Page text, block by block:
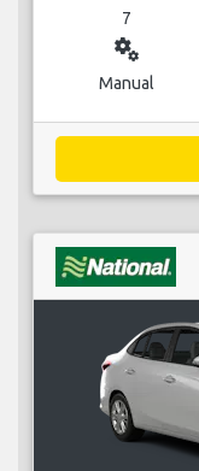
7
miscellaneous_services
Manual